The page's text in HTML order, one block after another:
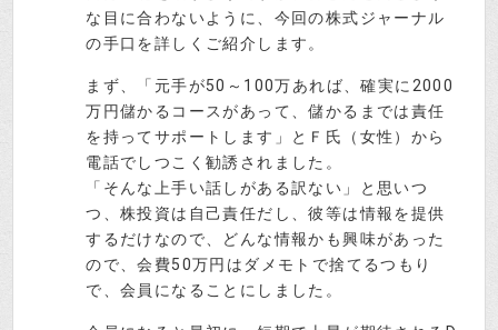
な目に合わないように、今回の株式ジャーナル
の手口を詳しくご紹介します。
まず、「元手が50～100万あれば、確実に2000
万円儲かるコースがあって、儲かるまでは責任
を持ってサポートします」とＦ氏（女性）から
電話でしつこく勧誘されました。
「そんな上手い話しがある訳ない」と思いつ
つ、株投資は自己責任だし、彼等は情報を提供
するだけなので、どんな情報かも興味があった
ので、会費50万円はダメモトで捨てるつもり
で、会員になることにしました。